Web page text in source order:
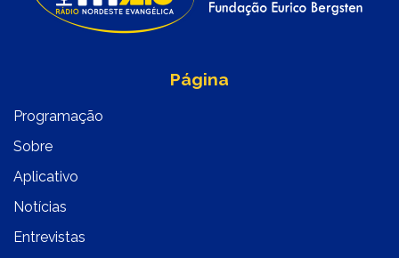
Página
Programação
Sobre
Aplicativo
Notícias
Entrevistas